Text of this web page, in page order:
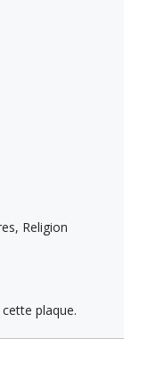
Religion
plaque.